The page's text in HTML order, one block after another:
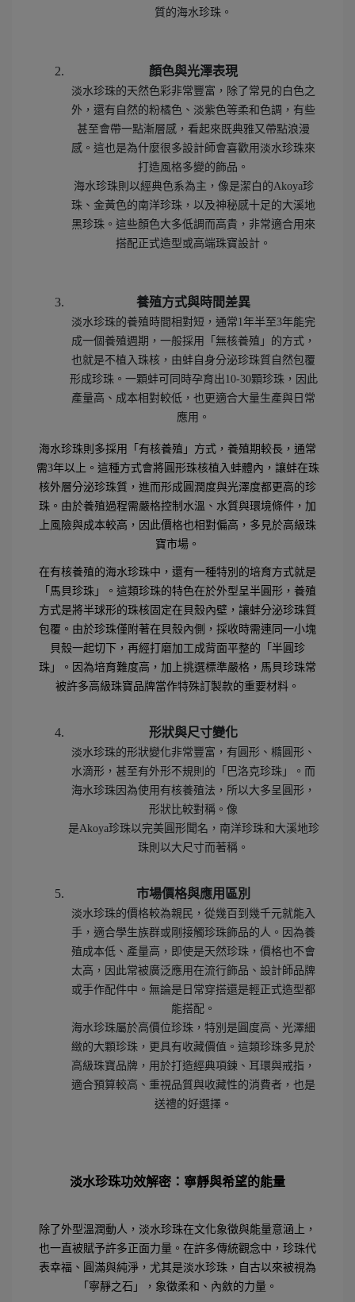
質的海水珍珠。
顏色與光澤表現
淡水珍珠的天然色彩非常豐富，除了常見的白色之
外，還有自然的粉橘色、淡紫色等柔和色調，有些
甚至會帶一點漸層感，看起來既典雅又帶點浪漫
感。這也是為什麼很多設計師會喜歡用淡水珍珠來
打造風格多變的飾品。
海水珍珠則以經典色系為主，像是潔白的Akoya珍
珠、金黃色的南洋珍珠，以及神秘感十足的大溪地
黑珍珠。這些顏色大多低調而高貴，非常適合用來
搭配正式造型或高端珠寶設計。
養殖方式與時間差異
淡水珍珠的養殖時間相對短，通常1年半至3年能完
成一個養殖週期，一般採用「無核養殖」的方式，
也就是不植入珠核，由蚌自身分泌珍珠質自然包覆
形成珍珠。一顆蚌可同時孕育出10-30顆珍珠，因此
產量高、成本相對較低，也更適合大量生產與日常
應用。
海水珍珠則多採用「有核養殖」方式，養殖期較長，通常
需3年以上。這種方式會將圓形珠核植入蚌體內，讓蚌在珠
核外層分泌珍珠質，進而形成圓潤度與光澤度都更高的珍
珠。由於養殖過程需嚴格控制水溫、水質與環境條件，加
上風險與成本較高，因此價格也相對偏高，多見於高級珠
寶市場。
在有核養殖的海水珍珠中，還有一種特別的培育方式就是
「馬貝珍珠」。這類珍珠的特色在於外型呈半圓形，養殖
方式是將半球形的珠核固定在貝殼內壁，讓蚌分泌珍珠質
包覆。由於珍珠僅附著在貝殼內側，採收時需連同一小塊
貝殼一起切下，再經打磨加工成背面平整的「半圓珍
珠」。因為培育難度高，加上挑選標準嚴格，馬貝珍珠常
被許多高級珠寶品牌當作特殊訂製款的重要材料。
形狀與尺寸變化
淡水珍珠的形狀變化非常豐富，有圓形、橢圓形、
水滴形，甚至有外形不規則的「巴洛克珍珠」。而
海水珍珠因為使用有核養殖法，所以大多呈圓形，
形狀比較對稱。像
是Akoya珍珠以完美圓形聞名，南洋珍珠和大溪地珍
珠則以大尺寸而著稱。
市場價格與應用區別
淡水珍珠的價格較為親民，從幾百到幾千元就能入
手，適合學生族群或剛接觸珍珠飾品的人。因為養
殖成本低、產量高，即使是天然珍珠，價格也不會
太高，因此常被廣泛應用在流行飾品、設計師品牌
或手作配件中。無論是日常穿搭還是輕正式造型都
能搭配。
海水珍珠屬於高價位珍珠，特別是圓度高、光澤細
緻的大顆珍珠，更具有收藏價值。這類珍珠多見於
高級珠寶品牌，用於打造經典項鍊、耳環與戒指，
適合預算較高、重視品質與收藏性的消費者，也是
送禮的好選擇。
淡水珍珠功效解密：寧靜與希望的能量
除了外型溫潤動人，淡水珍珠在文化象徵與能量意涵上，
也一直被賦予許多正面力量。在許多傳統觀念中，珍珠代
表幸福、圓滿與純淨，尤其是淡水珍珠，自古以來被視為
「寧靜之石」，象徵柔和、內斂的力量。